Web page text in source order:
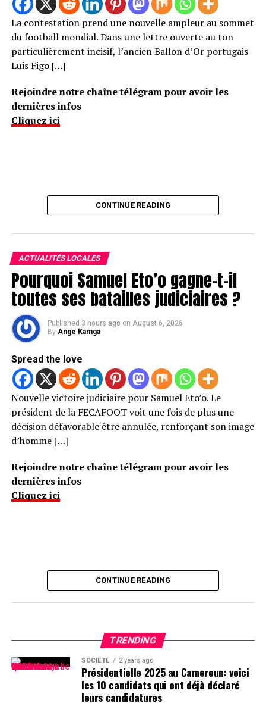
La contestation prend une nouvelle ampleur au sommet
du football mondial. Dans une lettre ouverte au ton
particulièrement incisif, l’ancien Ballon d’Or portugais
Luis Figo […]
Rejoindre notre chaîne télégram pour avoir les
dernières infos
Cliquez ici
CONTINUE READING
ACTUALITÉS LOCALES
Pourquoi Samuel Eto’o gagne-t-il
toutes ses batailles judiciaires ?
Published 3 hours ago on August 6, 2026
By Ange Kamga
Spread the love
Nouvelle victoire judiciaire pour Samuel Eto’o. Le
président de la FECAFOOT voit une fois de plus une
décision défavorable être annulée, renforçant son image
d’homme […]
Rejoindre notre chaîne télégram pour avoir les
dernières infos
Cliquez ici
CONTINUE READING
TRENDING
SOCIÉTÉ 2 years ago
Présidentielle 2025 au Cameroun: voici
les 10 candidats qui ont déjà déclaré
leurs candidatures